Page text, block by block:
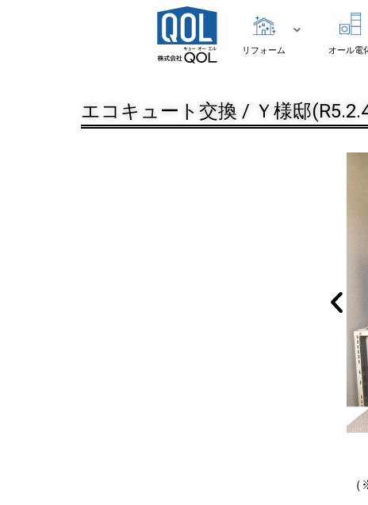
リフォーム オール電
エコキュート交換 / Ｙ様邸